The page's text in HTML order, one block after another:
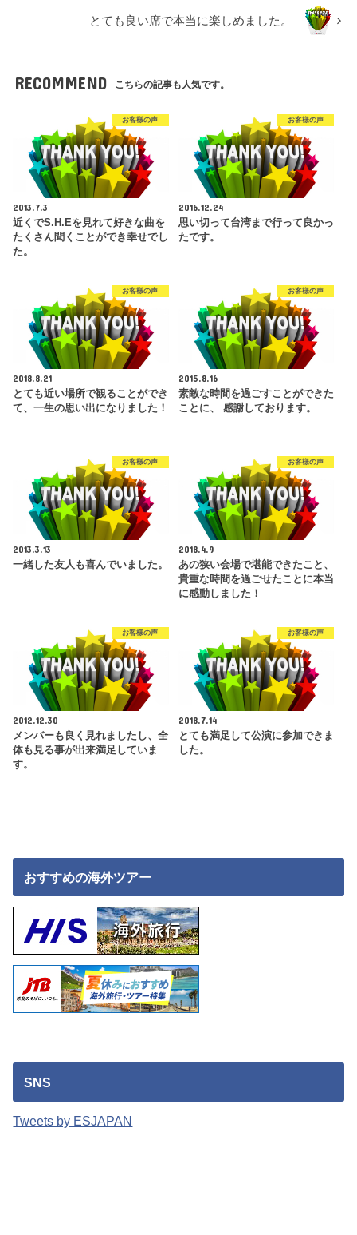
とても良い席で本当に楽しめました。
RECOMMEND こちらの記事も人気です。
お客様の声
2013.7.3
近くでS.H.Eを見れて好きな曲を
たくさん聞くことができ幸せでし
た。
お客様の声
2016.12.24
思い切って台湾まで行って良かっ
たです。
お客様の声
2018.8.21
とても近い場所で観ることができ
て、一生の思い出になりました！
お客様の声
2015.8.16
素敵な時間を過ごすことができた
ことに、 感謝しております。
お客様の声
2013.3.13
一緒した友人も喜んでいました。
お客様の声
2018.4.9
あの狭い会場で堪能できたこと、
貴重な時間を過ごせたことに本当
に感動しました！
お客様の声
2012.12.30
メンバーも良く見れましたし、全
体も見る事が出来満足していま
す。
お客様の声
2018.7.14
とても満足して公演に参加できま
した。
おすすめの海外ツアー
SNS
Tweets by ESJAPAN